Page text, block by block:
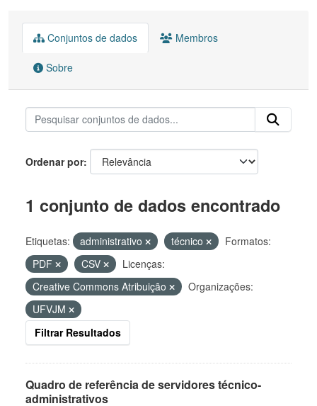
Conjuntos de dados Membros
Sobre
Ordenar por
1 conjunto de dados encontrado
Etiquetas: administrativo técnico
Formatos:
PDF
CSV
Licenças:
Creative Commons Atribuição
Organizações:
UFVJM
Filtrar Resultados
Quadro de referência de servidores técnico-
administrativos